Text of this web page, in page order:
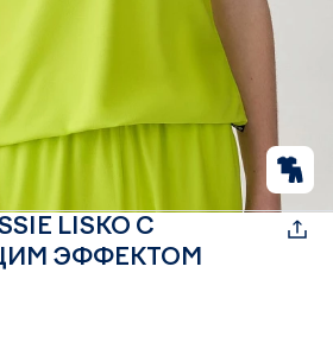
LISKO С
ЭФФЕКТОМ